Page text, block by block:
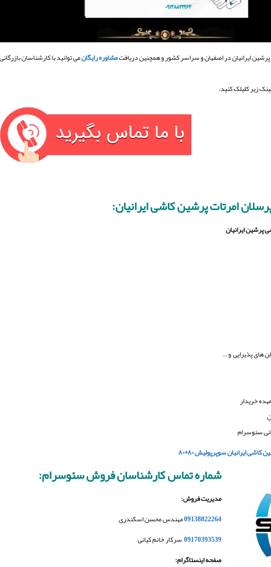
ایرانیان در اصفهان و سراسر کشور و همچنین دریافتمشاوره رایگانمی توانید با کارشناسان
زیر کلیلک کنید.
امرتات پرشین کاشی ایرانیان:
پرشین ایرانیان
های پذیرایی و …
خریدار
سئوسرام
ایرانیان سوپرپولیش ۸۰*۸۰
شماره تماس کارشناسان فروش سئوسرام:
مدیریت فروش:
09138822264مهندس محسن اسکندری
09170393539سرکار خانم کیانی
صفحه اینستاگرام: